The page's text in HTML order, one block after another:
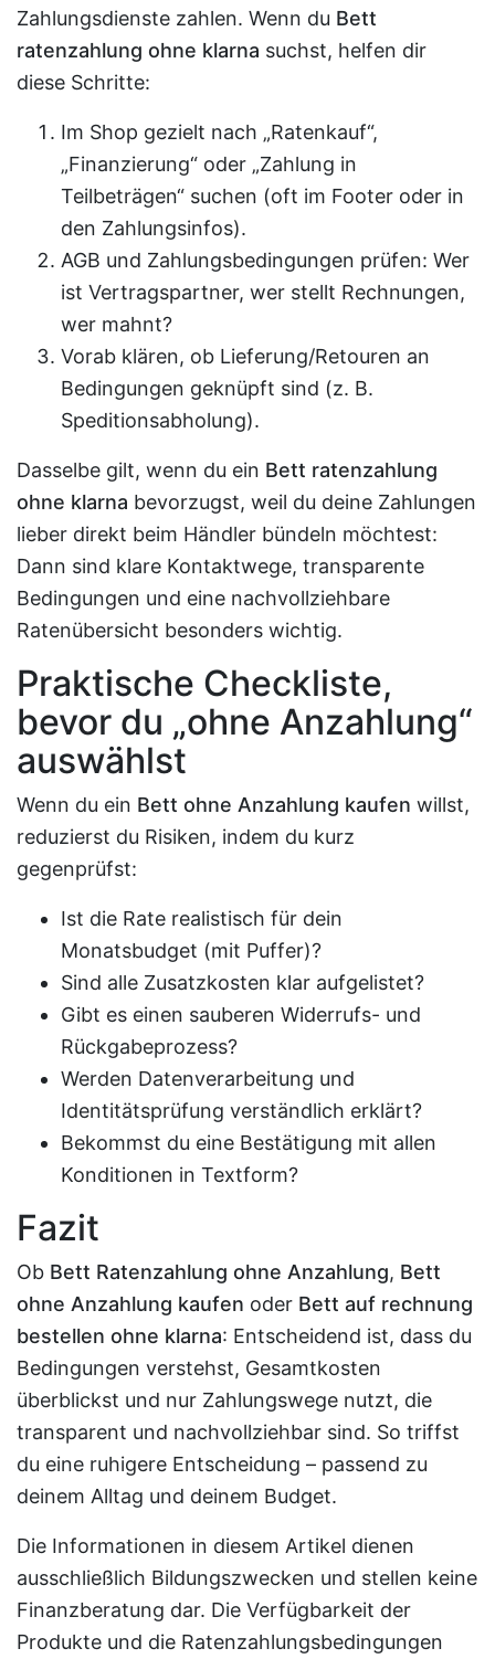
Zahlungsdienste zahlen. Wenn du Bett
ratenzahlung ohne klarna suchst, helfen dir
diese Schritte:
Im Shop gezielt nach „Ratenkauf“,
„Finanzierung“ oder „Zahlung in
Teilbeträgen“ suchen (oft im Footer oder in
den Zahlungsinfos).
AGB und Zahlungsbedingungen prüfen: Wer
ist Vertragspartner, wer stellt Rechnungen,
wer mahnt?
Vorab klären, ob Lieferung/Retouren an
Bedingungen geknüpft sind (z. B.
Speditionsabholung).
Dasselbe gilt, wenn du ein Bett ratenzahlung
ohne klarna bevorzugst, weil du deine Zahlungen
lieber direkt beim Händler bündeln möchtest:
Dann sind klare Kontaktwege, transparente
Bedingungen und eine nachvollziehbare
Ratenübersicht besonders wichtig.
Praktische Checkliste,
bevor du „ohne Anzahlung“
auswählst
Wenn du ein Bett ohne Anzahlung kaufen willst,
reduzierst du Risiken, indem du kurz
gegenprüfst:
Ist die Rate realistisch für dein
Monatsbudget (mit Puffer)?
Sind alle Zusatzkosten klar aufgelistet?
Gibt es einen sauberen Widerrufs- und
Rückgabeprozess?
Werden Datenverarbeitung und
Identitätsprüfung verständlich erklärt?
Bekommst du eine Bestätigung mit allen
Konditionen in Textform?
Fazit
Ob Bett Ratenzahlung ohne Anzahlung, Bett
ohne Anzahlung kaufen oder Bett auf rechnung
bestellen ohne klarna: Entscheidend ist, dass du
Bedingungen verstehst, Gesamtkosten
überblickst und nur Zahlungswege nutzt, die
transparent und nachvollziehbar sind. So triffst
du eine ruhigere Entscheidung – passend zu
deinem Alltag und deinem Budget.
Die Informationen in diesem Artikel dienen
ausschließlich Bildungszwecken und stellen keine
Finanzberatung dar. Die Verfügbarkeit der
Produkte und die Ratenzahlungsbedingungen